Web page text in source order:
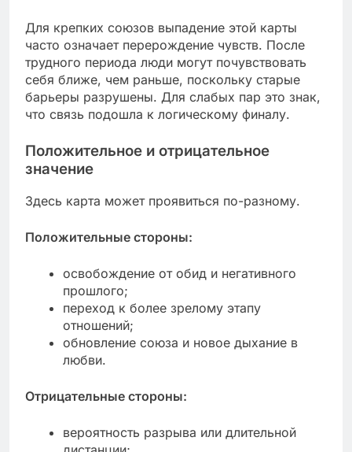
Для крепких союзов выпадение этой карты
часто означает перерождение чувств. После
трудного периода люди могут почувствовать
себя ближе, чем раньше, поскольку старые
барьеры разрушены. Для слабых пар это знак,
что связь подошла к логическому финалу.
Положительное и отрицательное
значение
Здесь карта может проявиться по-разному.
Положительные стороны:
освобождение от обид и негативного
прошлого;
переход к более зрелому этапу
отношений;
обновление союза и новое дыхание в
любви.
Отрицательные стороны:
вероятность разрыва или длительной